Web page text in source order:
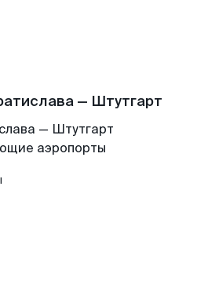
— Штутгарт
— Штутгарт
аэропорты